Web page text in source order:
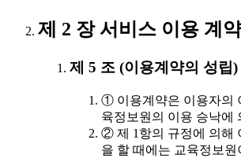
제 2 장 서비스 이용 계약
제 5 조 (이용계약의 성립)
① 이용계약은 이용자의
육정보원의 이용 승낙에
② 제 1항의 규정에 의해
을 할 때에는 교육정보